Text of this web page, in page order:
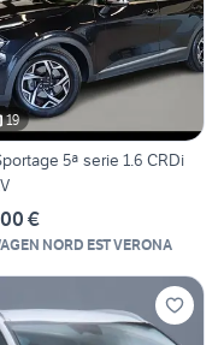
19
5ª serie 1.6 CRDi
€
NORD EST VERONA